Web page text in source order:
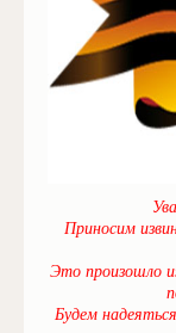
Приносим
Это произошло
Будем